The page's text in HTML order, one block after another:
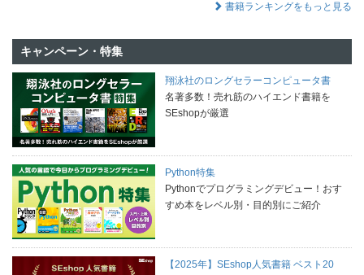
書籍ランキングをもっと見る
キャンペーン・特集
翔泳社のロングセラーコンピュータ書
名著多数！売れ筋のハイエンド書籍を
SEshopが厳選
Python特集
Pythonでプログラミングデビュー！おす
すめ本をレベル別・目的別にご紹介
【2025年】SEshop人気書籍 ベスト20